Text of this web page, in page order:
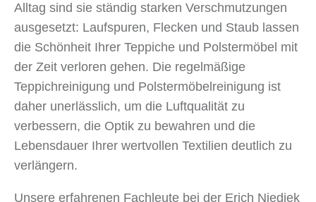
Alltag sind sie ständig starken Verschmutzungen
ausgesetzt: Laufspuren, Flecken und Staub lassen
die Schönheit Ihrer Teppiche und Polstermöbel mit
der Zeit verloren gehen. Die regelmäßige
Teppichreinigung und Polstermöbelreinigung ist
daher unerlässlich, um die Luftqualität zu
verbessern, die Optik zu bewahren und die
Lebensdauer Ihrer wertvollen Textilien deutlich zu
verlängern.
Unsere erfahrenen Fachleute bei der Erich Niediek